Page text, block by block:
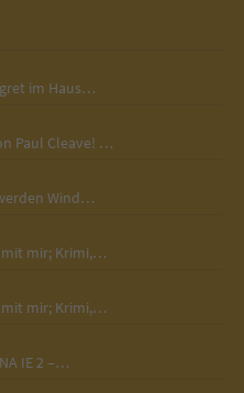
im Haus…
Paul Cleave! …
Wind…
mit mir; Krimi,…
mit mir; Krimi,…
IE 2 –…